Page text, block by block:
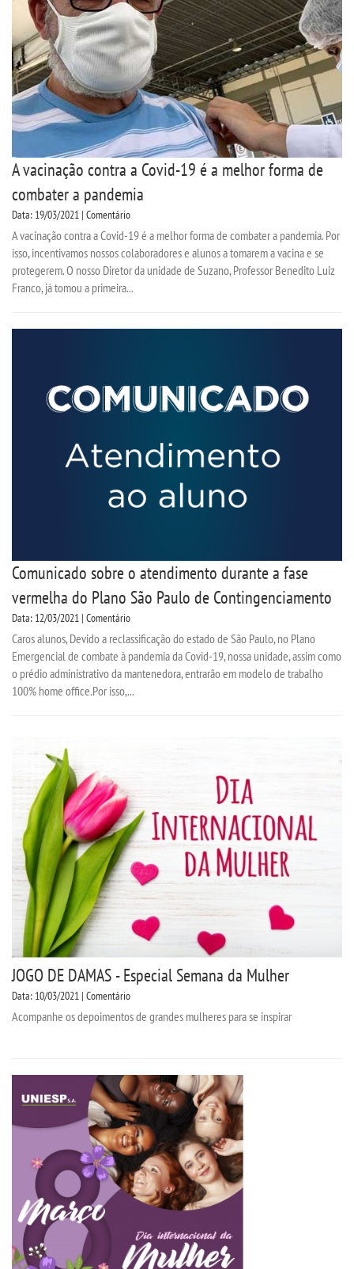
A vacinação contra a Covid-19 é a melhor forma de
combater a pandemia
Data: 19/03/2021 | Comentário
A vacinação contra a Covid-19 é a melhor forma de combater a pandemia. Por
isso, incentivamos nossos colaboradores e alunos a tomarem a vacina e se
protegerem. O nosso Diretor da unidade de Suzano, Professor Benedito Luiz
Franco, já tomou a primeira...
Comunicado sobre o atendimento durante a fase
vermelha do Plano São Paulo de Contingenciamento
Data: 12/03/2021 | Comentário
Caros alunos, Devido a reclassificação do estado de São Paulo, no Plano
Emergencial de combate à pandemia da Covid-19, nossa unidade, assim como
o prédio administrativo da mantenedora, entrarão em modelo de trabalho
100% home office.Por isso,...
JOGO DE DAMAS - Especial Semana da Mulher
Data: 10/03/2021 | Comentário
Acompanhe os depoimentos de grandes mulheres para se inspirar